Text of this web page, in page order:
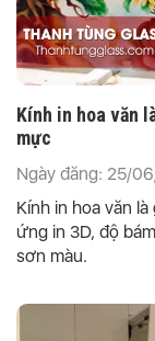
Kính in hoa văn
mực
Ngày đăng: 25/
Kính in hoa văn
ứng in 3D, độ
sơn màu.